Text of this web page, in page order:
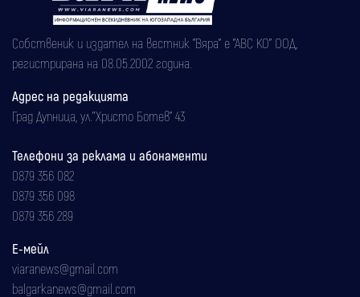
Собственик и издател на вестник "Вяра" е "АВС КО" ООД,
регистрирана на 08.05.2002 година.
Адрес на редакцията
Град Дупница, ул.''Христо Ботев" 43
Телефони за реклама и абонаменти
0879 356 082
0879 356 098
0879 356 289
Е-мейл
viaranews@gmail.com
balgarkanews@gmail.com